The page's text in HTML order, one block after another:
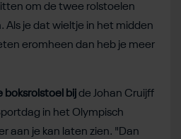
om de twee rolstoelen
Als je dat wieltje in het midden
eromheen dan heb je meer
bij de Johan Cruijff
in het Olympisch
aan je kan laten zien. "Dan